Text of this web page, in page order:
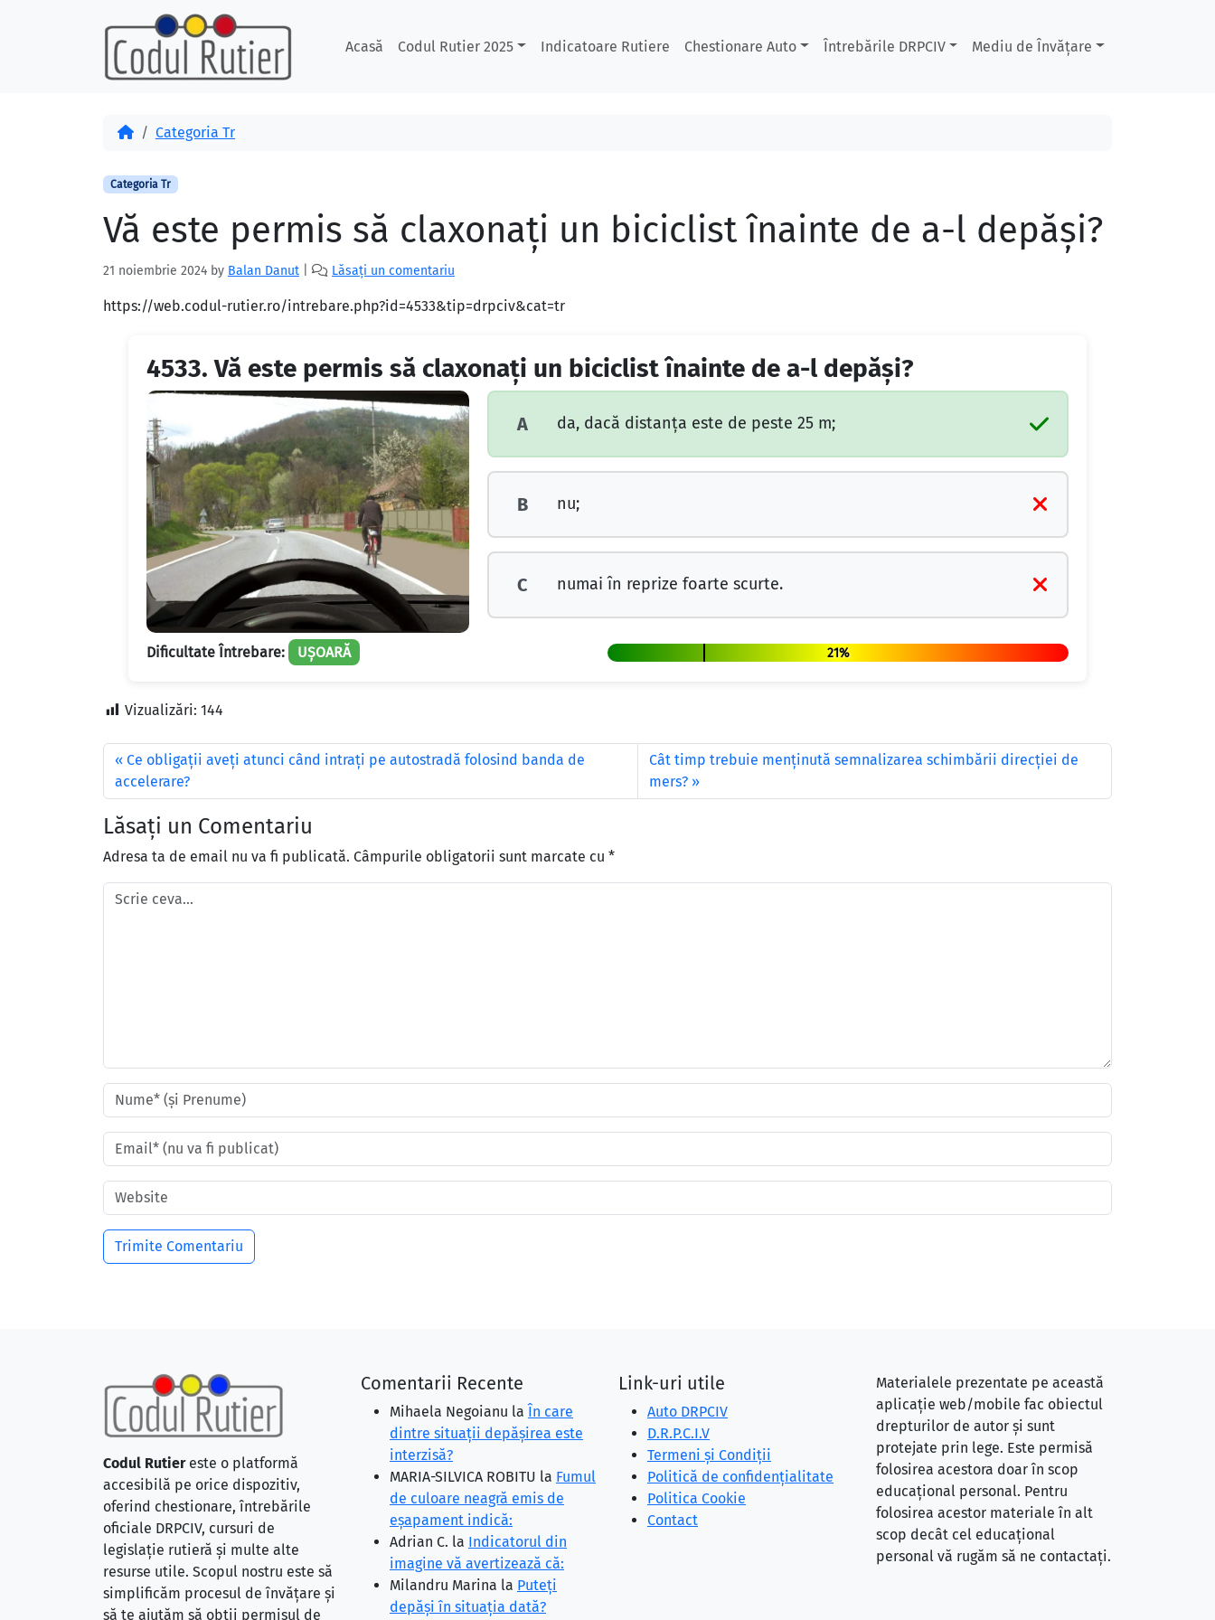
Acasă Codul Rutier 2025 Indicatoare Rutiere Chestionare Auto Întrebările DRPCIV Mediu de Învățare
AcasăCategoria Tr
Categoria Tr
Vă este permis să claxonați un biciclist înainte de a-l depăși?
21 noiembrie 2024 by Balan Danut Lăsați un comentariu
https://web.codul-rutier.ro/intrebare.php?id=4533&tip=drpciv&cat=tr
4533. Vă este permis să claxonați un biciclist înainte de a-l depăși?
A da, dacă distanța este de peste 25 m;
B nu;
C numai în reprize foarte scurte.
Dificultate Întrebare: UȘOARĂ 21%
Vizualizări: 144
Ce obligaţii aveţi atunci când intraţi pe autostradă folosind banda de
accelerare?
Cât timp trebuie menţinută semnalizarea schimbării direcţiei de
mers?
Lăsați un Comentariu
Adresa ta de email nu va fi publicată. Câmpurile obligatorii sunt marcate cu *
Codul Rutiereste o platformă
accesibilă pe orice dispozitiv,
oferind chestionare, întrebările
oficiale DRPCIV, cursuri de
legislație rutieră și multe alte
resurse utile. Scopul nostru este să
simplificăm procesul de învățare și
să te ajutăm să obții permisul de
Comentarii Recente
Mihaela Negoianu la În care
dintre situaţii depăşirea este
interzisă?
MARIA-SILVICA ROBITU la Fumul
de culoare neagră emis de
eşapament indică:
Adrian C. la Indicatorul din
imagine vă avertizează că:
Milandru Marina la Puteţi
depăşi în situaţia dată?
Link-uri utile
Auto DRPCIV
D.R.P.C.I.V
Termeni și Condiții
Politică de confidențialitate
Politica Cookie
Contact
Materialele prezentate pe această
aplicație web/mobile fac obiectul
drepturilor de autor și sunt
protejate prin lege. Este permisă
folosirea acestora doar în scop
educațional personal. Pentru
folosirea acestor materiale în alt
scop decât cel educațional
personal vă rugăm să ne contactați.